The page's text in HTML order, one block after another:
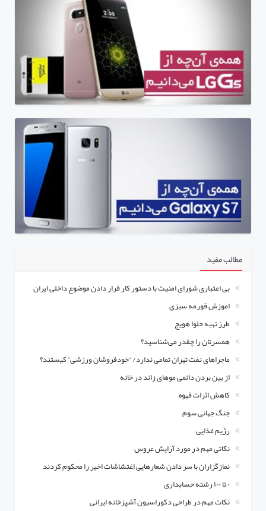
مطالب مفید
بی اعتباری شورای امنیت با دستور کار قرار دادن موضوع داخلی ایران
اموزش قورمه سبزی
طرز تهیه حلوا هویج
همسرتان را چقدر می‌شناسید؟
ماجراهای نفت تهران تمامی ندارد/ “خودفروشان ورزشی” کیستند؟
از بین بردن دائمی موهای زائد در خانه
کاهش اثرات قهوه
جنگ جهانی سوم
رژیم غذایی
نکاتی مهم در مورد آرایش عروس
نمازگزاران با سر دادن شعارهایی اغتشاشات اخیر را محکوم کردند
۰ تا ۱۰۰ رشته حسابداری
نکات مهم در طراحی دکوراسیون آشپزخانه ایرانی